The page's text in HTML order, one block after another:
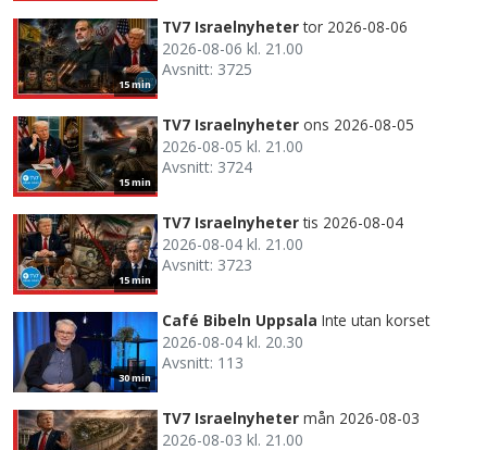
15 min
TV7 Israelnyheter tor 2026-08-06
2026-08-06 kl. 21.00
Avsnitt: 3725
15 min
TV7 Israelnyheter ons 2026-08-05
2026-08-05 kl. 21.00
Avsnitt: 3724
15 min
TV7 Israelnyheter tis 2026-08-04
2026-08-04 kl. 21.00
Avsnitt: 3723
30 min
Café Bibeln Uppsala Inte utan korset
2026-08-04 kl. 20.30
Avsnitt: 113
TV7 Israelnyheter mån 2026-08-03
2026-08-03 kl. 21.00